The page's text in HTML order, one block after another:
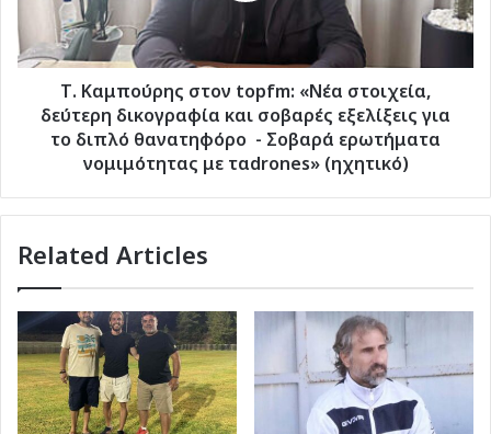
δεύτερη
δικογραφία
και
σοβαρές
εξελίξεις
θανατηφόρο
Σοβαρά
νομιμότητας
με
ταdrones»
(ηχητικό)
Τ. Καμπούρης στον topfm: «Νέα στοιχεία,
δεύτερη δικογραφία και σοβαρές εξελίξεις για
το διπλό θανατηφόρο - Σοβαρά ερωτήματα
νομιμότητας με ταdrones» (ηχητικό)
Related Articles